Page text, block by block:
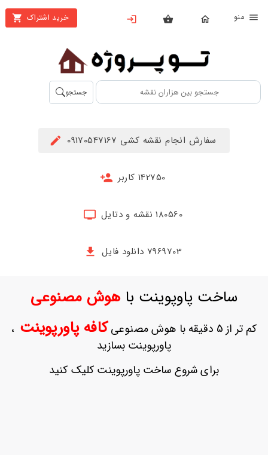
خرید اشتراک
بستن
محصولات
تهیه
اشتراک
حساب
ثبت
بازیابی
جستجو
سفارش انجام نقشه کشی 09170547167
142750 کاربر
180560 نقشه و دتایل
7969703 دانلود فایل
ساخت پاوپوینت باهوش مصنوعی
کم تر از 5 دقیقه با هوش مصنوعی کافه پاورپوینت ،
پاورپوینت بسازید
برای شروع ساخت پاورپوینت کلیک کنید